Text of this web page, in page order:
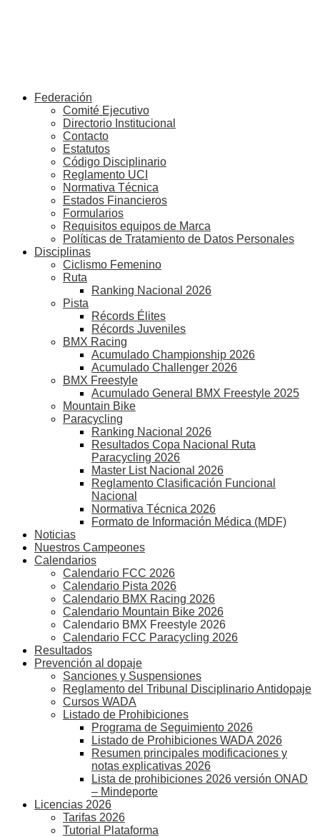
Federación
Comité Ejecutivo
Directorio Institucional
Contacto
Estatutos
Código Disciplinario
Reglamento UCI
Normativa Técnica
Estados Financieros
Formularios
Requisitos equipos de Marca
Políticas de Tratamiento de Datos Personales
Disciplinas
Ciclismo Femenino
Ruta
Ranking Nacional 2026
Pista
Récords Élites
Récords Juveniles
BMX Racing
Acumulado Championship 2026
Acumulado Challenger 2026
BMX Freestyle
Acumulado General BMX Freestyle 2025
Mountain Bike
Paracycling
Ranking Nacional 2026
Resultados Copa Nacional Ruta
Paracycling 2026
Master List Nacional 2026
Reglamento Clasificación Funcional
Nacional
Normativa Técnica 2026
Formato de Información Médica (MDF)
Noticias
Nuestros Campeones
Calendarios
Calendario FCC 2026
Calendario Pista 2026
Calendario BMX Racing 2026
Calendario Mountain Bike 2026
Calendario BMX Freestyle 2026
Calendario FCC Paracycling 2026
Resultados
Prevención al dopaje
Sanciones y Suspensiones
Reglamento del Tribunal Disciplinario Antidopaje
Cursos WADA
Listado de Prohibiciones
Programa de Seguimiento 2026
Listado de Prohibiciones WADA 2026
Resumen principales modificaciones y
notas explicativas 2026
Lista de prohibiciones 2026 versión ONAD
– Mindeporte
Licencias 2026
Tarifas 2026
Tutorial Plataforma